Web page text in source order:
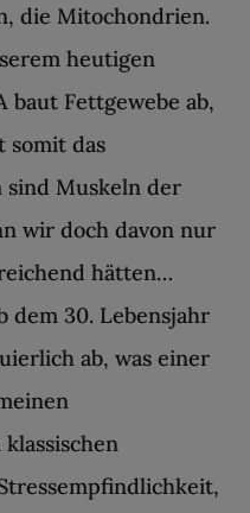
die Mitochondrien.
heutigen
baut Fettgewebe ab,
somit das
Muskeln der
wir doch davon nur
hätten…
dem 30. Lebensjahr
ab, was einer